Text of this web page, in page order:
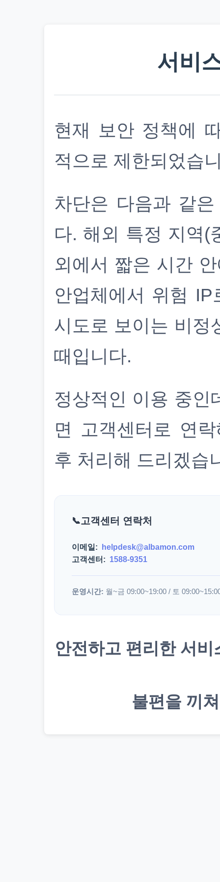
서비
현재 보안 정책에
적으로 제한되었습
차단은 다음과 같
다. 해외 특정 지역(
외에서 짧은 시간
안업체에서 위험
시도로 보이는 비정
때입니다.
정상적인 이용 중인
면 고객센터로 연
후 처리해 드리겠습
고객센터 연락처
이메일:
helpdesk@albamon.com
고객센터: 1588-9351
운영시간: 월~금 09:00~19:00 / 토
안전하고 편리한 서
불편을 끼